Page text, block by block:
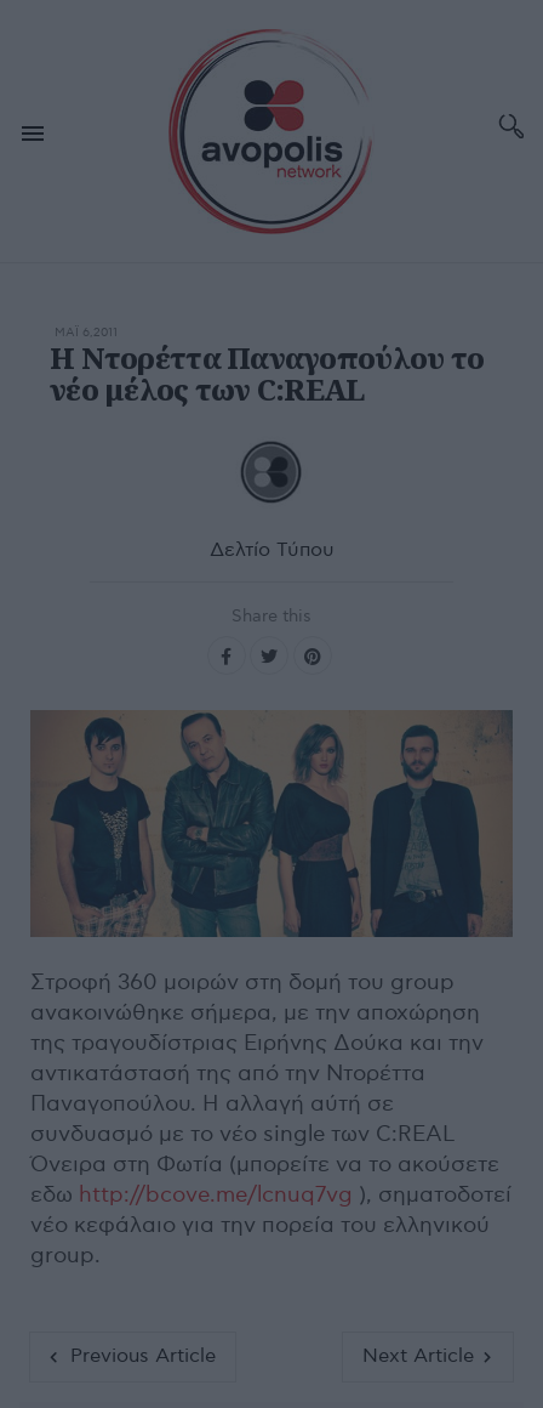
ΜΆΙ 6,2011
Η Ντορέττα Παναγοπούλου το
νέο μέλος των C:REAL
Δελτίο Τύπου
Share this
Στροφή 360 μοιρών στη δομή του group
ανακοινώθηκε σήμερα, με την αποχώρηση
της τραγουδίστριας Ειρήνης Δούκα και την
αντικατάστασή της από την Ντορέττα
Παναγοπούλου. Η αλλαγή αύτή σε
συνδυασμό με το νέο single των C:REAL
Όνειρα στη Φωτία (μπορείτε να το ακούσετε
εδω http://bcove.me/lcnuq7vg ), σηματοδοτεί
νέο κεφάλαιο για την πορεία του ελληνικού
group.
Previous Article Next Article